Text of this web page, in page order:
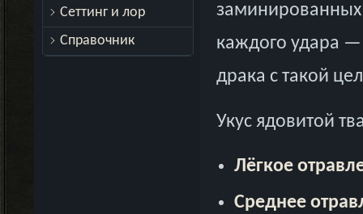
Сеттинг и лор
Справочник
заминированных
каждого удара
драка с такой
Укус ядовитой
Лёгкое
Среднее